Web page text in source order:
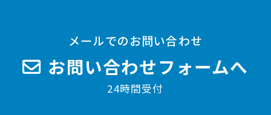
メールでのお問い合わせ
お問い合わせフォームへ
24時間受付